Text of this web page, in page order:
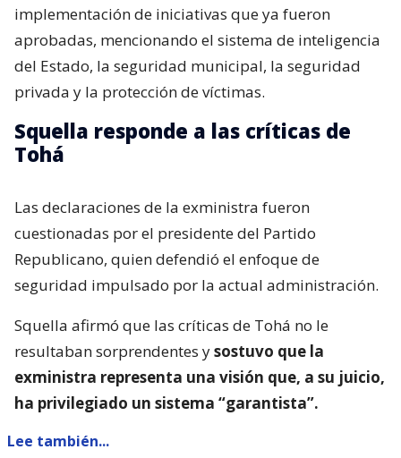
implementación de iniciativas que ya fueron
aprobadas, mencionando el sistema de inteligencia
del Estado, la seguridad municipal, la seguridad
privada y la protección de víctimas.
Squella responde a las críticas de
Tohá
Las declaraciones de la exministra fueron
cuestionadas por el presidente del Partido
Republicano, quien defendió el enfoque de
seguridad impulsado por la actual administración.
Squella afirmó que las críticas de Tohá no le
resultaban sorprendentes ysostuvo que la
exministra representa una visión que, a su juicio,
ha privilegiado un sistema “garantista”.
Lee también...